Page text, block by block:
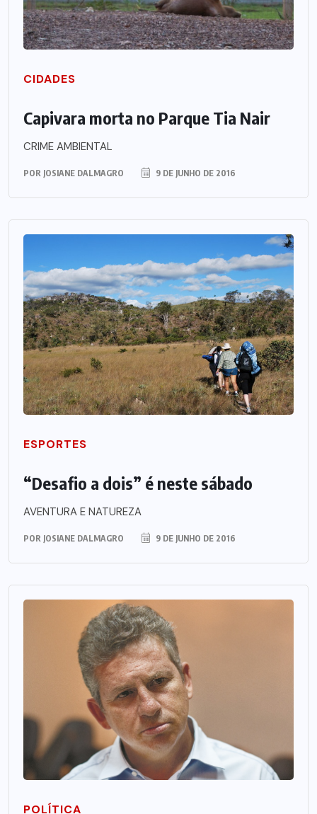
CIDADES
Capivara morta no Parque Tia Nair
CRIME AMBIENTAL
POR JOSIANE DALMAGRO 9 DE JUNHO DE 2016
ESPORTES
“Desafio a dois” é neste sábado
AVENTURA E NATUREZA
POR JOSIANE DALMAGRO 9 DE JUNHO DE 2016
POLÍTICA